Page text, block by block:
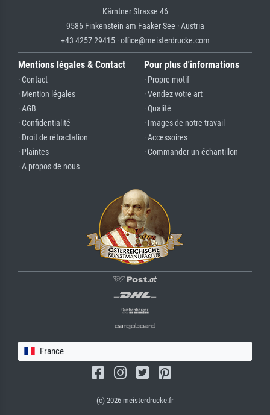
Kärntner Strasse 46
9586 Finkenstein am Faaker See · Austria
+43 4257 29415 · office@meisterdrucke.com
Mentions légales & Contact
· Contact
· Mention légales
· AGB
· Confidentialité
· Droit de rétractation
· Plaintes
· A propos de nous
Pour plus d'informations
· Propre motif
· Vendez votre art
· Qualité
· Images de notre travail
· Accessoires
· Commander un échantillon
France
(c) 2026 meisterdrucke.fr